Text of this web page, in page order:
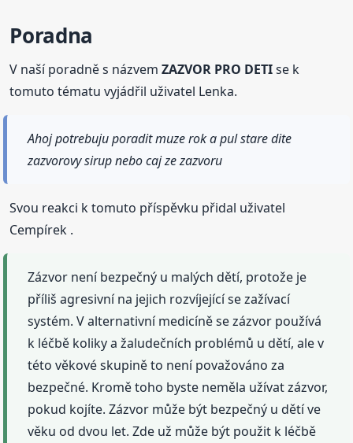
Poradna
V naší poradně s názvemZAZVOR PRO DETIse k
tomuto tématu vyjádřil uživatel Lenka.
Ahoj potrebuju poradit muze rok a pul stare dite
zazvorovy sirup nebo caj ze zazvoru
Svou reakci k tomuto příspěvku přidal uživatel
Cempírek .
Zázvor není bezpečný u malých dětí, protože je
příliš agresivní na jejich rozvíjející se zažívací
systém. V alternativní medicíně se zázvor používá
k léčbě koliky a žaludečních problémů u dětí, ale v
této věkové skupině to není považováno za
bezpečné. Kromě toho byste neměla užívat zázvor,
pokud kojíte. Zázvor může být bezpečný u dětí ve
věku od dvou let. Zde už může být použit k léčbě